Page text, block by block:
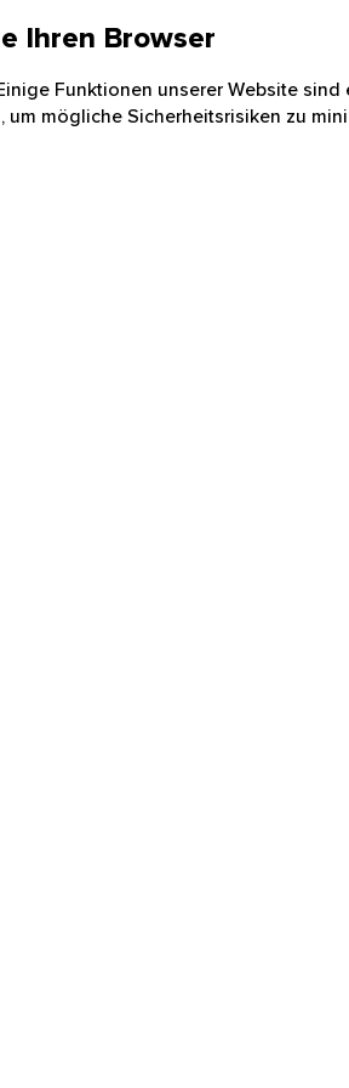
Ihren Browser
Funktionen unserer Website
um mögliche Sicherheitsrisiken zu